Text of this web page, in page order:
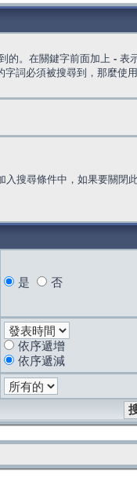
的。在關鍵字前面加上 - 表
字詞必須被搜尋到，那麼使
入搜尋條件中，如果要關閉
是 否
依序遞增
依序遞減